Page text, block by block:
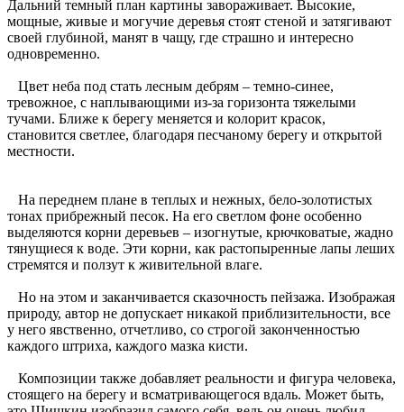
Дальний темный план картины завораживает. Высокие,
мощные, живые и могучие деревья стоят стеной и затягивают
своей глубиной, манят в чащу, где страшно и интересно
одновременно.
Цвет неба под стать лесным дебрям – темно-синее,
тревожное, с наплывающими из-за горизонта тяжелыми
тучами. Ближе к берегу меняется и колорит красок,
становится светлее, благодаря песчаному берегу и открытой
местности.
На переднем плане в теплых и нежных, бело-золотистых
тонах прибрежный песок. На его светлом фоне особенно
выделяются корни деревьев – изогнутые, крючковатые, жадно
тянущиеся к воде. Эти корни, как растопыренные лапы леших
стремятся и ползут к живительной влаге.
Но на этом и заканчивается сказочность пейзажа. Изображая
природу, автор не допускает никакой приблизительности, все
у него явственно, отчетливо, со строгой законченностью
каждого штриха, каждого мазка кисти.
Композиции также добавляет реальности и фигура человека,
стоящего на берегу и всматривающегося вдаль. Может быть,